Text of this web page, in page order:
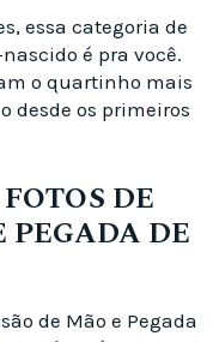
essa categoria de
é pra você.
o quartinho mais
desde os primeiros
DE
PEGADA DE
de Mão e Pegada